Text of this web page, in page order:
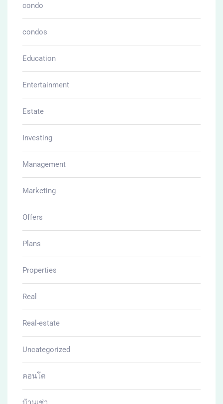
condo
condos
Education
Entertainment
Estate
Investing
Management
Marketing
Offers
Plans
Properties
Real
Real-estate
Uncategorized
คอนโด